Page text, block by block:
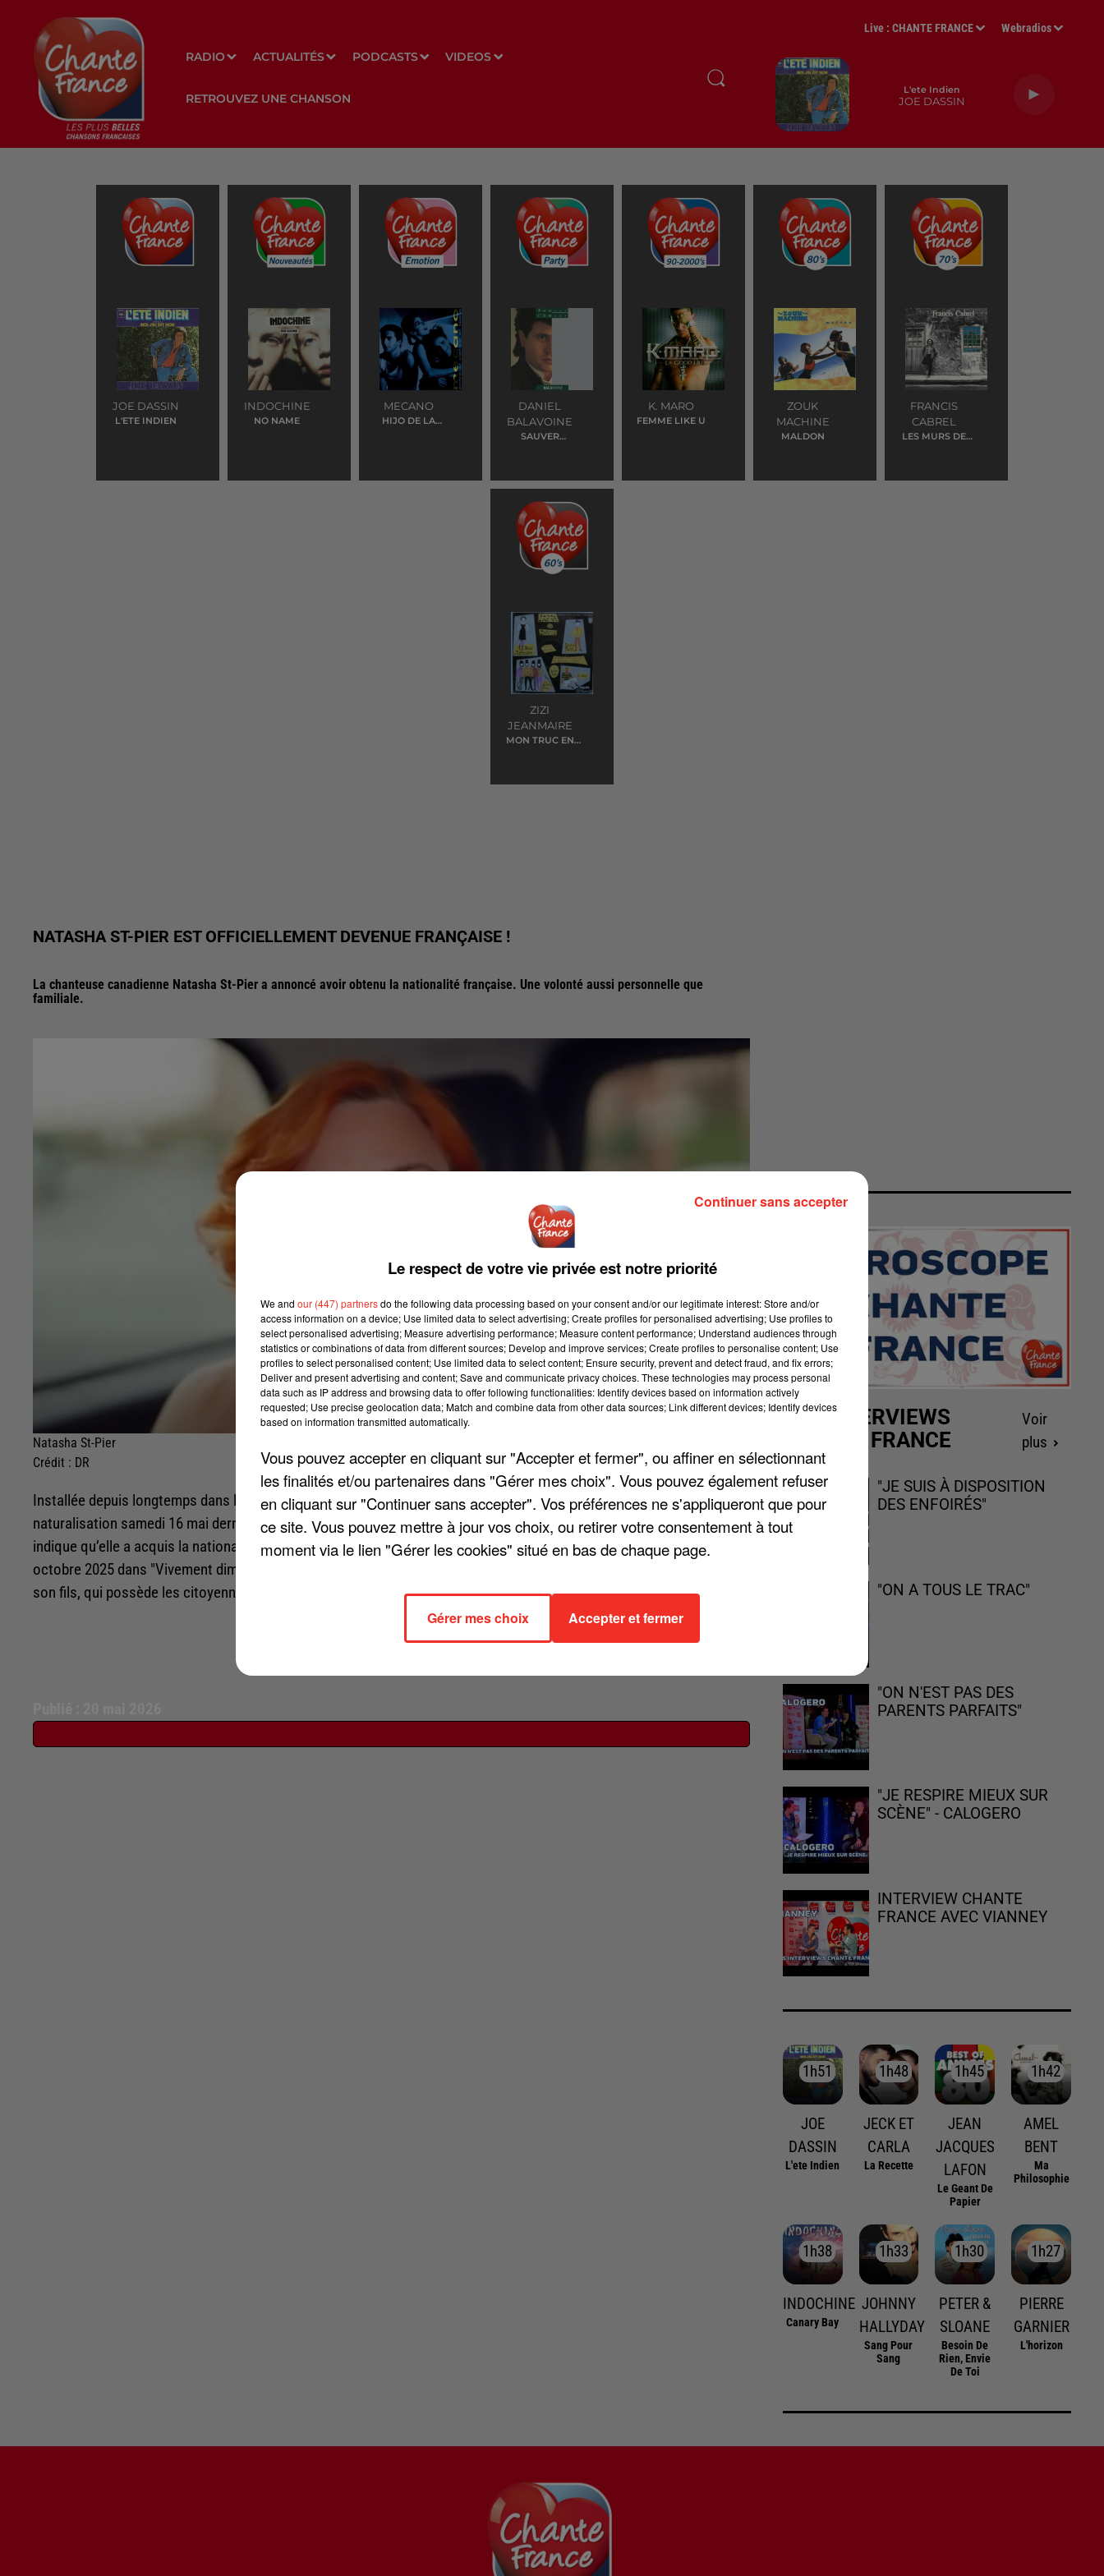
RADIO ACTUALITÉS PODCASTS VIDEOS
RETROUVEZ UNE CHANSON
Live :CHANTE FRANCE Webradios
L'ete Indien
JOE DASSIN
JOE DASSIN
L'ETE INDIEN
INDOCHINE
NO NAME
MECANO
HIJO DE LA
DANIEL
BALAVOINE
SAUVER
K. MARO
FEMME LIKE U
ZOUK
MACHINE
MALDON
FRANCIS
CABREL
LES MURS DE
ZIZI
JEANMAIRE
MON TRUC EN
NATASHA ST-PIER EST OFFICIELLEMENT DEVENUE FRANÇAISE !
La chanteuse canadienne Natasha St-Pier a annoncé avoir obtenu la nationalité française. Une volonté aussi personnelle que
familiale.
Natasha St-Pier
Crédit : DR
Installée depuis longtemps dans le paysage musical francophone, Natasha St-Pier a reçu la confirmation de sa
naturalisation samedi 16 mai dernier, selon un document qu’elle a partagé dans une publication éphémère. Le courrier
indique qu’elle a acquis la nationalité française depuis le 12 mai 2026. L’artiste avait déjà évoqué cette démarche en
octobre 2025 dans "Vivement dimanche". À l'époque, elle expliquait qu’elle souhaitait aussi passer cette étape pour
son fils, qui possède les citoyennetés française et canadienne.
LES INTERVIEWS
CHANTE FRANCE
Voir
plus
"JE SUIS À DISPOSITION
DES ENFOIRÉS"
"ON A TOUS LE TRAC"
"ON N'EST PAS DES
PARENTS PARFAITS"
"JE RESPIRE MIEUX SUR
SCÈNE" - CALOGERO
INTERVIEW CHANTE
FRANCE AVEC VIANNEY
1h51
1h51
JOE
DASSIN
L'ete Indien
1h48
1h48
JECK ET
CARLA
La Recette
1h45
1h45
JEAN
JACQUES
LAFON
Le Geant De
Papier
1h42
1h42
AMEL
BENT
Ma
Philosophie
1h38
1h38
INDOCHINE
Canary Bay
1h33
1h33
JOHNNY
HALLYDAY
Sang Pour
Sang
1h30
1h30
PETER &
SLOANE
Besoin De
Rien, Envie
De Toi
1h27
1h27
PIERRE
GARNIER
L'horizon
Le respect de votre vie privée est notre priorité
We and our (447) partnersdo the following data processing based on your consent and/or our legitimate interest: Store and/or
access information on a device; Use limited data to select advertising; Create profiles for personalised advertising; Use profiles to
select personalised advertising; Measure advertising performance; Measure content performance; Understand audiences through
statistics or combinations of data from different sources; Develop and improve services; Create profiles to personalise content; Use
profiles to select personalised content; Use limited data to select content; Ensure security, prevent and detect fraud, and fix errors;
Deliver and present advertising and content; Save and communicate privacy choices. These technologies may process personal
data such as IP address and browsing data to offer following functionalities: Identify devices based on information actively
requested; Use precise geolocation data; Match and combine data from other data sources; Link different devices; Identify devices
based on information transmitted automatically.
Vous pouvez accepter en cliquant sur "Accepter et fermer", ou affiner en sélectionnant
les finalités et/ou partenaires dans "Gérer mes choix". Vous pouvez également refuser
en cliquant sur "Continuer sans accepter". Vos préférences ne s'appliqueront que pour
ce site. Vous pouvez mettre à jour vos choix, ou retirer votre consentement à tout
moment via le lien "Gérer les cookies" situé en bas de chaque page.
Gérer mes choix Accepter et fermer
Continuer sans accepter